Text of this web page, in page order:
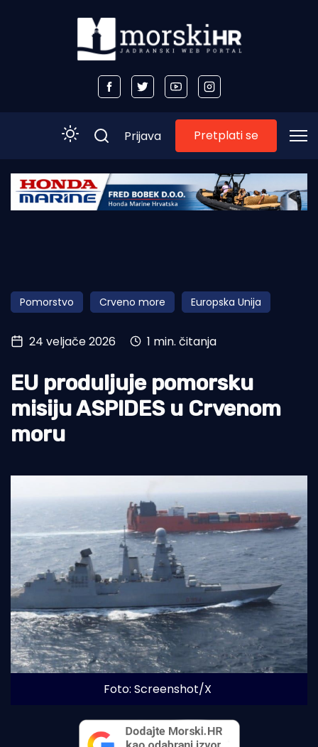
Početna
Obala
Otoci
Turizam i nautika
Pomorstvo
Ribolov
Ekologija
Prijava Pretplati se
Pomorstvo Crveno more Europska Unija
24 veljače 2026 1 min. čitanja
EU produljuje pomorsku
misiju ASPIDES u Crvenom
moru
Foto: Screenshot/X